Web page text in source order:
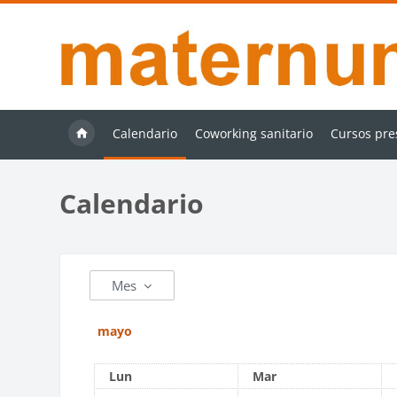
Calendario Coworking sanitario Cursos
Calendario
Mes
mayo
Lunes
Lun Martes
Mar